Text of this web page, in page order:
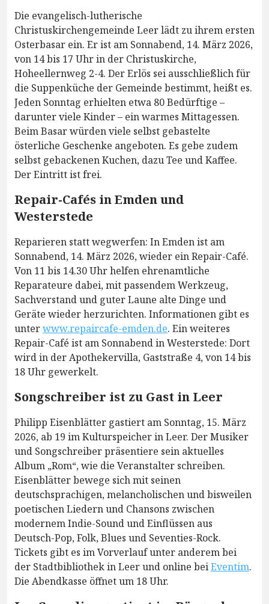
Die evangelisch-lutherische
Christuskirchengemeinde Leer lädt zu ihrem ersten
Osterbasar ein. Er ist am Sonnabend, 14. März 2026,
von 14 bis 17 Uhr in der Christuskirche,
Hoheellernweg 2-4. Der Erlös sei ausschließlich für
die Suppenküche der Gemeinde bestimmt, heißt es.
Jeden Sonntag erhielten etwa 80 Bedürftige –
darunter viele Kinder – ein warmes Mittagessen.
Beim Basar würden viele selbst gebastelte
österliche Geschenke angeboten. Es gebe zudem
selbst gebackenen Kuchen, dazu Tee und Kaffee.
Der Eintritt ist frei.
Repair-Cafés in Emden und
Westerstede
Reparieren statt wegwerfen: In Emden ist am
Sonnabend, 14. März 2026, wieder ein Repair-Café.
Von 11 bis 14.30 Uhr helfen ehrenamtliche
Reparateure dabei, mit passendem Werkzeug,
Sachverstand und guter Laune alte Dinge und
Geräte wieder herzurichten. Informationen gibt es
unterwww.repaircafe-emden.de. Ein weiteres
Repair-Café ist am Sonnabend in Westerstede: Dort
wird in der Apothekervilla, Gaststraße 4, von 14 bis
18 Uhr gewerkelt.
Songschreiber ist zu Gast in Leer
Philipp Eisenblätter gastiert am Sonntag, 15. März
2026, ab 19 im Kulturspeicher in Leer. Der Musiker
und Songschreiber präsentiere sein aktuelles
Album „Rom“, wie die Veranstalter schreiben.
Eisenblätter bewege sich mit seinen
deutschsprachigen, melancholischen und bisweilen
poetischen Liedern und Chansons zwischen
modernem Indie-Sound und Einflüssen aus
Deutsch-Pop, Folk, Blues und Seventies-Rock.
Tickets gibt es im Vorverlauf unter anderem bei
der Stadtbibliothek in Leer und online beiEventim.
Die Abendkasse öffnet um 18 Uhr.